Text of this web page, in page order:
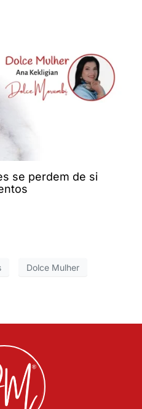
se perdem de si
Dolce Mulher